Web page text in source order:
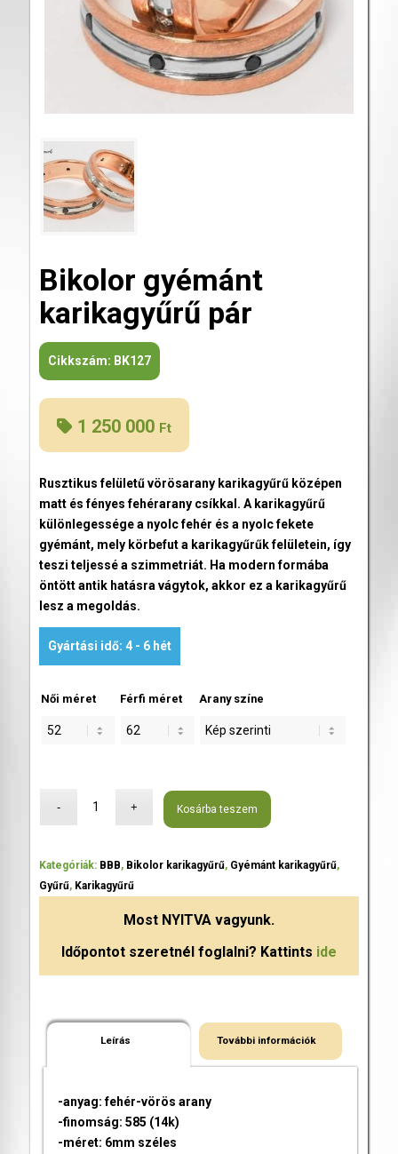
Bikolor gyémánt
karikagyűrű pár
Cikkszám: BK127
1 250 000 Ft
Rusztikus felületű vörösarany karikagyűrű középen
matt és fényes fehérarany csíkkal. A karikagyűrű
különlegessége a nyolc fehér és a nyolc fekete
gyémánt, mely körbefut a karikagyűrűk felületein, így
teszi teljessé a szimmetriát. Ha modern formába
öntött antik hatásra vágytok, akkor ez a karikagyűrű
lesz a megoldás.
Gyártási idő: 4 - 6 hét
Női méret Férfi méret Arany színe
Kosárba teszem
Kategóriák: BBB, Bikolor karikagyűrű, Gyémánt karikagyűrű,
Gyűrű, Karikagyűrű
Most NYITVAvagyunk.
Időpontot szeretnél foglalni? Kattints ide
Leírás További információk
-anyag: fehér-vörös arany
-finomság: 585 (14k)
-méret: 6mm széles